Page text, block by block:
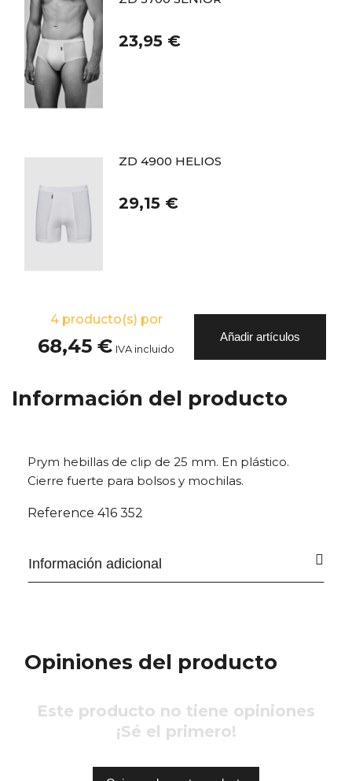
23,95 €
ZD 4900 HELIOS
29,15 €
4producto(s) por
68,45 € IVA incluido
Añadir artículos
Información del producto
Prym hebillas de clip de 25 mm. En plástico.
Cierre fuerte para bolsos y mochilas.
Reference 416 352
Información adicional
Opiniones del producto
Este producto no tiene opiniones
¡Sé el primero!